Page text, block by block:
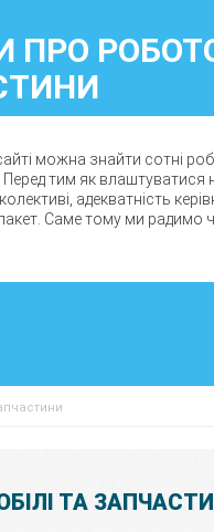
ПРО
можна знайти сотні
тим як влаштуватися
адекватність
Саме тому ми радимо
ТА